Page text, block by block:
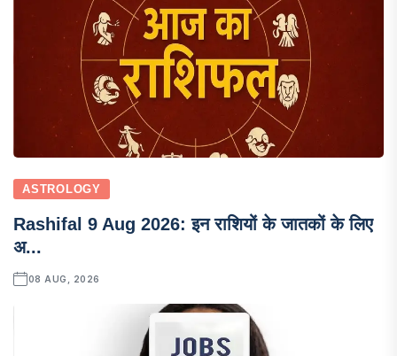
ASTROLOGY
Rashifal 9 Aug 2026: इन राशियों के जातकों के लिए
अ...
08 AUG, 2026